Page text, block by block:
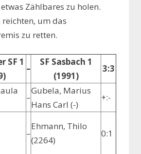
Zählbares zu holen.
reichten, um das
zu retten.
SF 1
–
SF Sasbach 1
(1991)
3:3
–
Gubela, Marius
Hans Carl (-)
+:-
–
Ehmann, Thilo
(2264)
0:1